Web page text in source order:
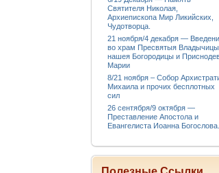
Святителя Николая,
Архиепископа Мир Ликийских,
Чудотворца.
21 ноября/4 декабря —
во храм Пресвятыя Владычицы
нашея Богородицы и
Марии
8/21 ноября – Собор
Михаила и прочих бесплотных
сил
26 сентября/9 октября —
Преставление Апостола и
Евангелиста Иоанна Богослова.